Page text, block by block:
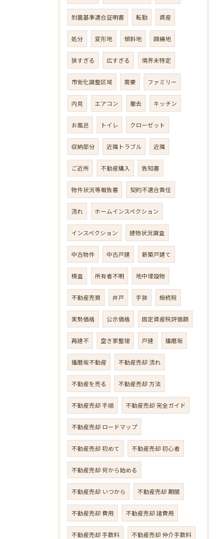
耐震基準適合証明書 転勤 資産
処分 変形地 傾斜地 囲繞地
狭すぎる 広すぎる 境界未特定
市街化調整区域 需要 ファミリー
内見 エアコン 撤去 キッチン
お風呂 トイレ クローゼット
収納部分 近隣トラブル 近隣
ご近所 不動産購入 告知書
物件状況等報告書 契約不適合責任
流れ ホームインスペクション
インスペクション 建物状況調査
中古物件 中古戸建 新築戸建て
検査 所有者不明 地中埋設物
不動産売買 井戸 手狭 相続税
実勢価格 公示価格 固定資産税評価額
再建不 空き家整理 戸建 播磨坂
播磨坂不動産 不動産売却 流れ
不動産を売る 不動産売却 方法
不動産売却 手順 不動産売却 完全ガイド
不動産売却 ロードマップ
不動産売却 初めて 不動産売却 初心者
不動産売却 何から始める
不動産売却 いつから 不動産売却 期間
不動産売却 費用 不動産売却 諸費用
不動産売却 手数料 不動産売却 仲介手数料